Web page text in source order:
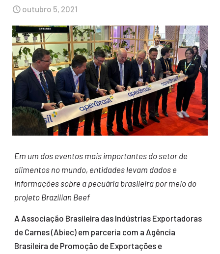
outubro 5, 2021
Em um dos eventos mais importantes do setor de
alimentos no mundo, entidades levam dados e
informações sobre a pecuária brasileira por meio do
projeto Brazilian Beef
A Associação Brasileira das Indústrias Exportadoras
de Carnes (Abiec) em parceria com a Agência
Brasileira de Promoção de Exportações e